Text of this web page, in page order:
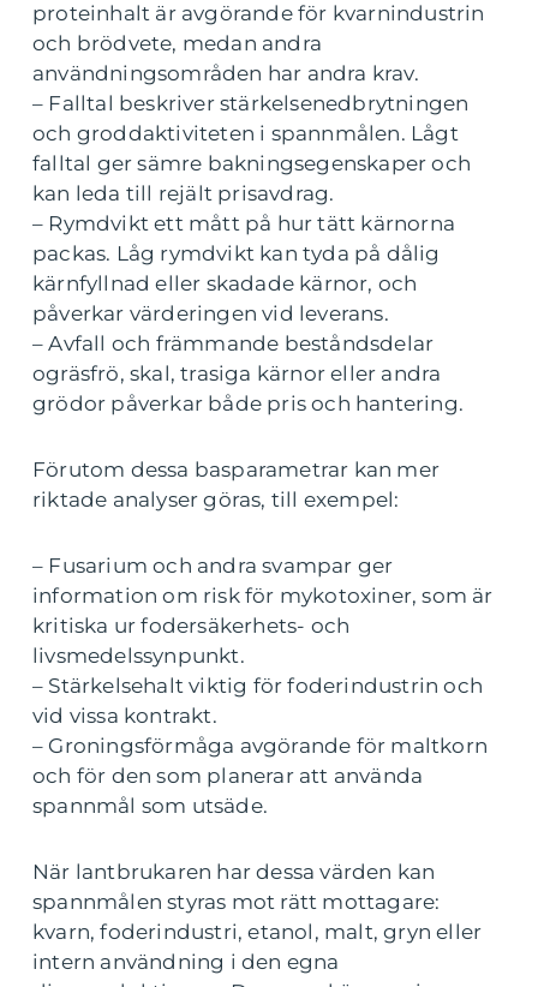
proteinhalt är avgörande för kvarnindustrin
och brödvete, medan andra
användningsområden har andra krav.
– Falltal beskriver stärkelsenedbrytningen
och groddaktiviteten i spannmålen. Lågt
falltal ger sämre bakningsegenskaper och
kan leda till rejält prisavdrag.
– Rymdvikt ett mått på hur tätt kärnorna
packas. Låg rymdvikt kan tyda på dålig
kärnfyllnad eller skadade kärnor, och
påverkar värderingen vid leverans.
– Avfall och främmande beståndsdelar
ogräsfrö, skal, trasiga kärnor eller andra
grödor påverkar både pris och hantering.
Förutom dessa basparametrar kan mer
riktade analyser göras, till exempel:
– Fusarium och andra svampar ger
information om risk för mykotoxiner, som är
kritiska ur fodersäkerhets- och
livsmedelssynpunkt.
– Stärkelsehalt viktig för foderindustrin och
vid vissa kontrakt.
– Groningsförmåga avgörande för maltkorn
och för den som planerar att använda
spannmål som utsäde.
När lantbrukaren har dessa värden kan
spannmålen styras mot rätt mottagare:
kvarn, foderindustri, etanol, malt, gryn eller
intern användning i den egna